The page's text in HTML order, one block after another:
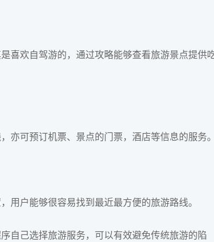
欢自驾游的，通过攻略能够查看旅游景点提供
可预订机票、景点的门票，酒店等信息的服务
用户能够很容易找到最近最方便的旅游路线。
己选择旅游服务，可以有效避免传统旅游的陷